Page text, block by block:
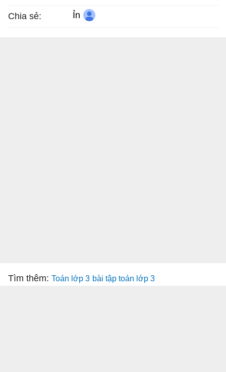
Chia sẻ: Ỉn
Tìm thêm: Toán lớp 3 bài tập toán lớp 3